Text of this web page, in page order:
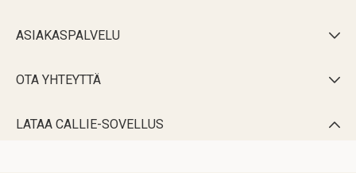
ASIAKASPALVELU 
OTA YHTEYTTÄ 
LATAA CALLIE-SOVELLUS 